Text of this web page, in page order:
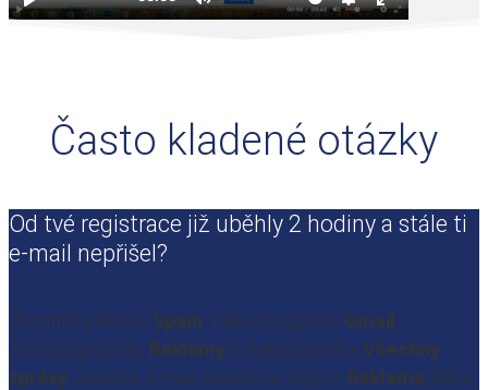
Často kladené otázky
Od tvé registrace již uběhly 2 hodiny a stále ti
e-mail nepřišel?
Zkontroluj složku Spam . Pokud používáš Gmail ,
zkontroluj složky Reklamy (v kategoriích) a Všechny
zprávy . Jestliže e-mail skončil ve složce Reklama, klikni